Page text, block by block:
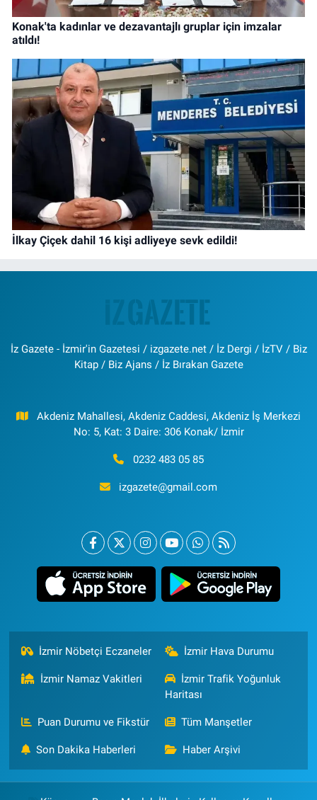
Konak'ta kadınlar ve dezavantajlı gruplar için imzalar
atıldı!
İlkay Çiçek dahil 16 kişi adliyeye sevk edildi!
İz Gazete - İzmir'in Gazetesi / izgazete.net / İz Dergi / İzTV / Biz
Kitap / Biz Ajans / İz Bırakan Gazete
Akdeniz Mahallesi, Akdeniz Caddesi, Akdeniz İş Merkezi
No: 5, Kat: 3 Daire: 306 Konak/ İzmir
0232 483 05 85
izgazete@gmail.com
İzmir Nöbetçi Eczaneler İzmir Hava Durumu
İzmir Namaz Vakitleri
İzmir Trafik Yoğunluk
Haritası
Puan Durumu ve Fikstür Tüm Manşetler
Son Dakika Haberleri Haber Arşivi